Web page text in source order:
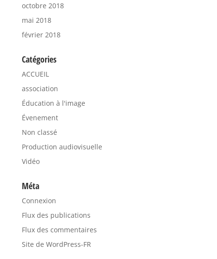
octobre 2018
mai 2018
février 2018
Catégories
ACCUEIL
association
Éducation à l'image
Évenement
Non classé
Production audiovisuelle
Vidéo
Méta
Connexion
Flux des publications
Flux des commentaires
Site de WordPress-FR